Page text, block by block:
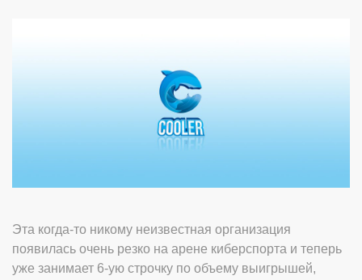
Эта когда-то никому неизвестная организация
появилась очень резко на арене киберспорта и теперь
уже занимает 6-ую строчку по объему выигрышей,